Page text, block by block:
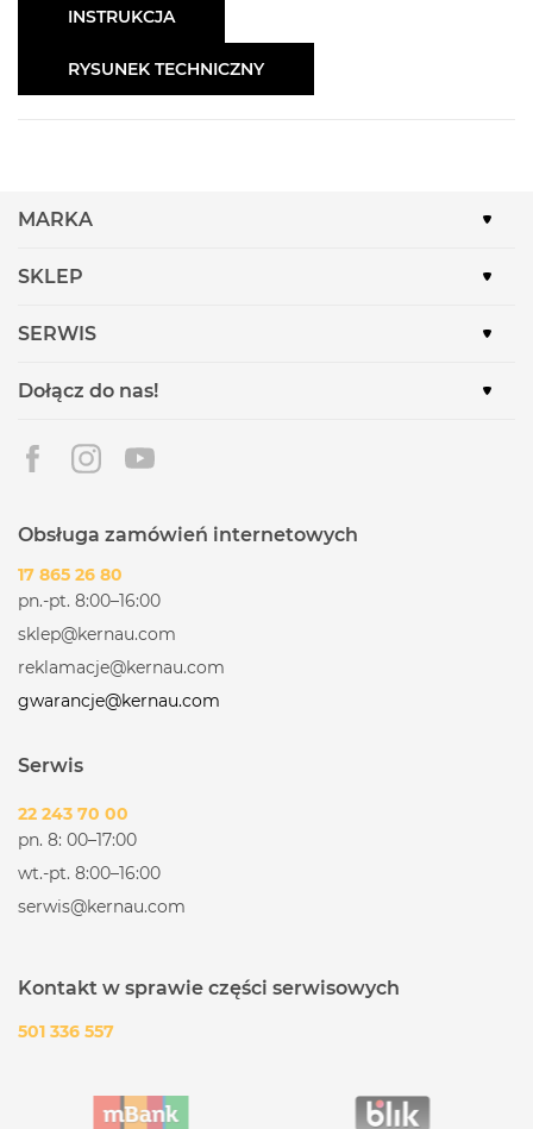
INSTRUKCJA
RYSUNEK TECHNICZNY
MARKA
SKLEP
SERWIS
Dołącz do nas!
Obsługa zamówień internetowych
17 865 26 80
pn.-pt. 8:00–16:00
sklep@kernau.com
reklamacje@kernau.com
gwarancje@kernau.com
Serwis
22 243 70 00
pn. 8: 00–17:00
wt.-pt. 8:00–16:00
serwis@kernau.com
Kontakt w sprawie części serwisowych
501 336 557